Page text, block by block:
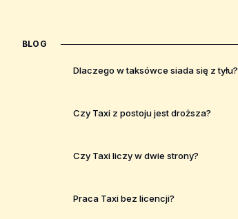
BLOG
Dlaczego w taksówce siada się z tyłu?
Czy Taxi z postoju jest droższa?
Czy Taxi liczy w dwie strony?
Praca Taxi bez licencji?